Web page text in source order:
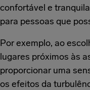
confortável e
para pessoas que
Por exemplo, ao
lugares próximos às
proporcionar uma
os efeitos da